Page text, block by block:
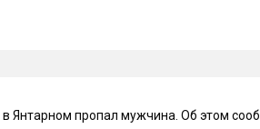
в Янтарном пропал мужчина. Об этом